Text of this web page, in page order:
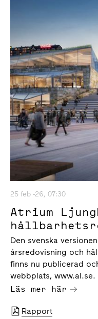
25 feb -26, 07:30
Atrium
Den svenska
årsredovisning och
finns nu publicerad
webbplats, www.al.se.
Läs mer här
Rapport